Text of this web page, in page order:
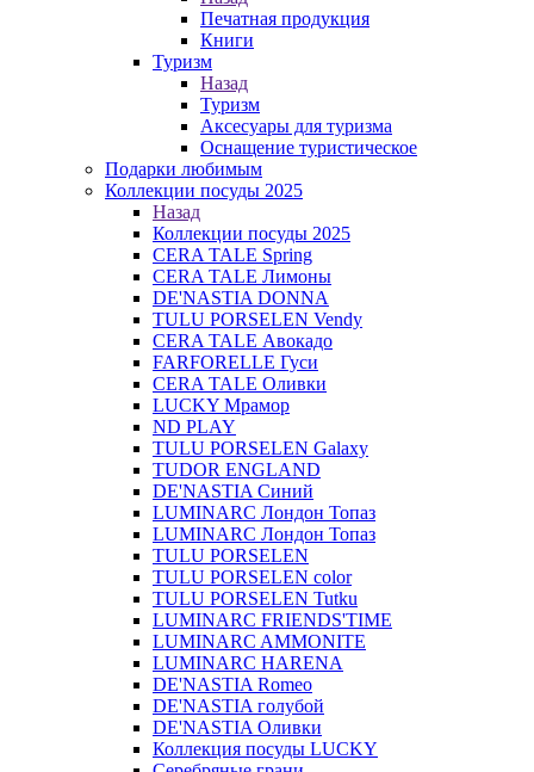
Печатная продукция
Книги
Туризм
Назад
Туризм
Аксесуары для туризма
Оснащение туристическое
Подарки любимым
Коллекции посуды 2025
Назад
Коллекции посуды 2025
CERA TALE Spring
CERA TALE Лимоны
DE'NASTIA DONNA
TULU PORSELEN Vendy
CERA TALE Авокадо
FARFORELLE Гуси
CERA TALE Оливки
LUCKY Мрамор
ND PLAY
TULU PORSELEN Galaxy
TUDOR ENGLAND
DE'NASTIA Синий
LUMINARC Лондон Топаз
LUMINARC Лондон Топаз
TULU PORSELEN
TULU PORSELEN color
TULU PORSELEN Tutku
LUMINARC FRIENDS'TIME
LUMINARC AMMONITE
LUMINARC HARENA
DE'NASTIA Romeo
DE'NASTIA голубой
DE'NASTIA Оливки
Коллекция посуды LUCKY